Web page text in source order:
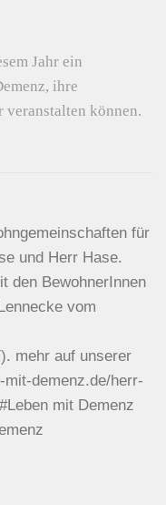
Jahr ein
ihre
können.